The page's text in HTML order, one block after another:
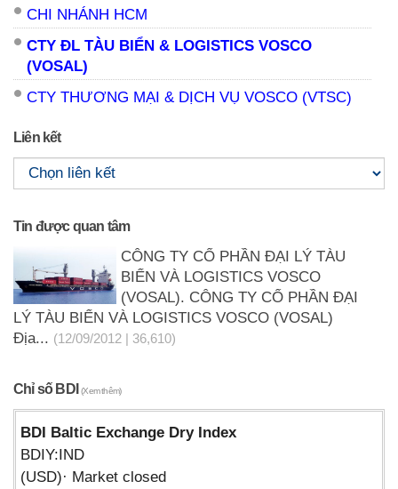
CHI NHÁNH HCM
CTY ĐL TÀU BIỂN & LOGISTICS VOSCO
(VOSAL)
CTY THƯƠNG MẠI & DỊCH VỤ VOSCO (VTSC)
Liên kết
Tin được quan tâm
CÔNG TY CỔ PHẦN ĐẠI LÝ TÀU
BIỂN VÀ LOGISTICS VOSCO
(VOSAL). CÔNG TY CỔ PHẦN ĐẠI
LÝ TÀU BIỂN VÀ LOGISTICS VOSCO (VOSAL)
Địa... (12/09/2012 | 36,610)
Chỉ số BDI(Xem thêm)
BDI Baltic Exchange Dry Index
BDIY:IND
(USD)· Market closed